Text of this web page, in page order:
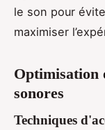
le son pour
maximiser
Optimisation
sonores
Techniques